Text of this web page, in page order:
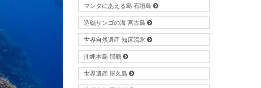
マンタにあえる島 石垣島
造礁サンゴの海 宮古島
世界自然遺産 知床流氷
沖縄本島 那覇
世界遺産 屋久島